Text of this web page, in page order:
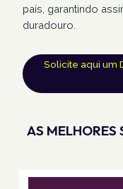
país, garantindo
duradouro.
Solicite aqui um
AS MELHORES